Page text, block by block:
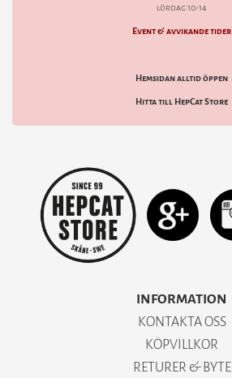
lördag 10-14
Event & avvikande tider
Hemsidan alltid öppen
Hitta till HepCat Store
INFORMATION
KONTAKTA OSS
KÖPVILLKOR
RETURER & BYTE